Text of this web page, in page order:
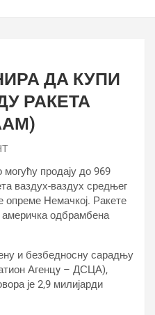
ДА КУПИ
РАКЕТА
могућу продају до 969
ваздух-ваздух средњег
Немачкој. Ракете
одбрамбена
и безбедносну сарадњу
Агенцy – ДСЦА),
је 2,9 милијарди